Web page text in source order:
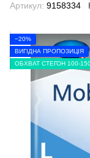
Артикул: 9158334
−20%
ВИГІДНА ПРОПОЗИЦІЯ
ОБХВАТ СТЕГОН 100-